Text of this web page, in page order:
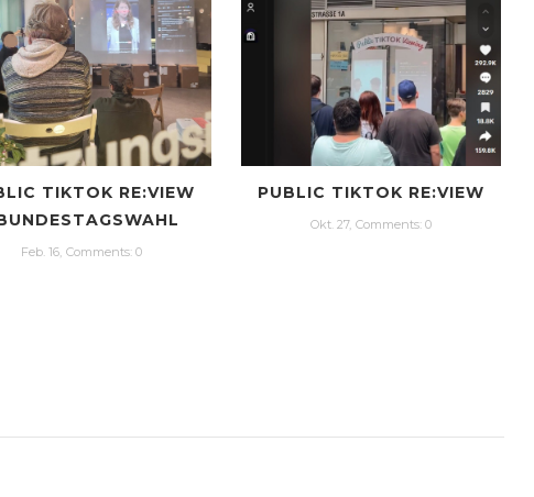
TIKTOK RE:VIEW
Feb. 16, Сomments: 0
PUBLIC TIKTOK RE:VIEW
Okt. 27, Сomments: 0